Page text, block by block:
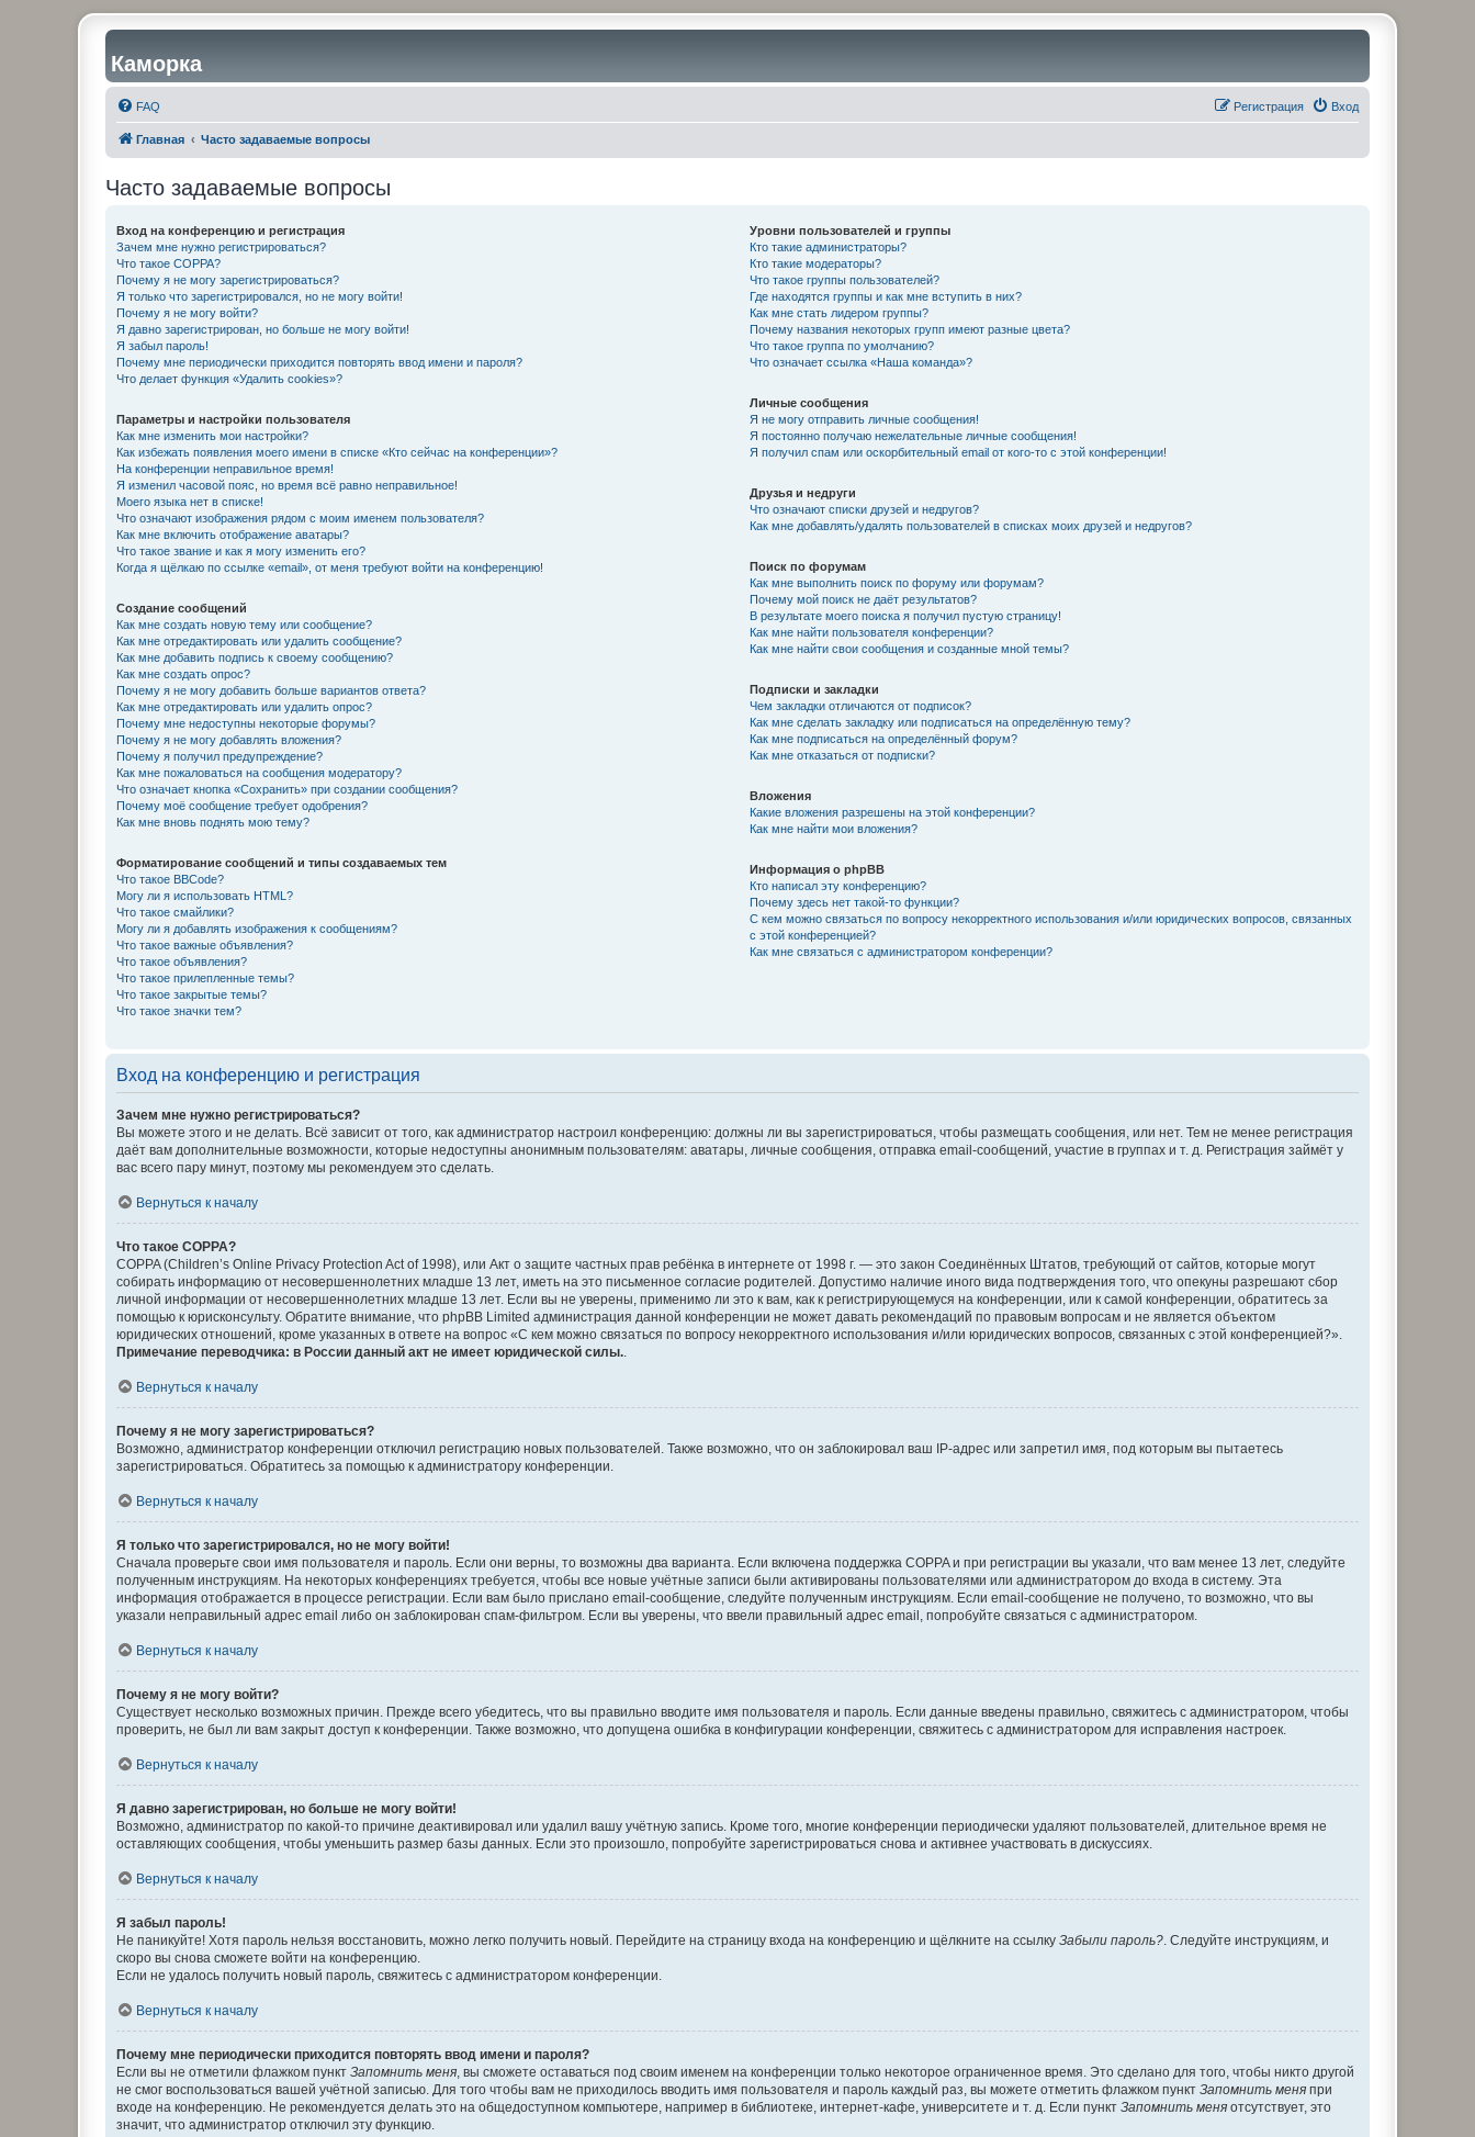
Каморка
FAQ Вход
Регистрация
Главная Часто задаваемые вопросы
Часто задаваемые вопросы
Вход на конференцию и регистрация
Зачем мне нужно регистрироваться?
Что такое COPPA?
Почему я не могу зарегистрироваться?
Я только что зарегистрировался, но не могу войти!
Почему я не могу войти?
Я давно зарегистрирован, но больше не могу войти!
Я забыл пароль!
Почему мне периодически приходится повторять ввод имени и пароля?
Что делает функция «Удалить cookies»?
Параметры и настройки пользователя
Как мне изменить мои настройки?
Как избежать появления моего имени в списке «Кто сейчас на конференции»?
На конференции неправильное время!
Я изменил часовой пояс, но время всё равно неправильное!
Моего языка нет в списке!
Что означают изображения рядом с моим именем пользователя?
Как мне включить отображение аватары?
Что такое звание и как я могу изменить его?
Когда я щёлкаю по ссылке «email», от меня требуют войти на конференцию!
Создание сообщений
Как мне создать новую тему или сообщение?
Как мне отредактировать или удалить сообщение?
Как мне добавить подпись к своему сообщению?
Как мне создать опрос?
Почему я не могу добавить больше вариантов ответа?
Как мне отредактировать или удалить опрос?
Почему мне недоступны некоторые форумы?
Почему я не могу добавлять вложения?
Почему я получил предупреждение?
Как мне пожаловаться на сообщения модератору?
Что означает кнопка «Сохранить» при создании сообщения?
Почему моё сообщение требует одобрения?
Как мне вновь поднять мою тему?
Форматирование сообщений и типы создаваемых тем
Что такое BBCode?
Могу ли я использовать HTML?
Что такое смайлики?
Могу ли я добавлять изображения к сообщениям?
Что такое важные объявления?
Что такое объявления?
Что такое прилепленные темы?
Что такое закрытые темы?
Что такое значки тем?
Уровни пользователей и группы
Кто такие администраторы?
Кто такие модераторы?
Что такое группы пользователей?
Где находятся группы и как мне вступить в них?
Как мне стать лидером группы?
Почему названия некоторых групп имеют разные цвета?
Что такое группа по умолчанию?
Что означает ссылка «Наша команда»?
Личные сообщения
Я не могу отправить личные сообщения!
Я постоянно получаю нежелательные личные сообщения!
Я получил спам или оскорбительный email от кого-то с этой конференции!
Друзья и недруги
Что означают списки друзей и недругов?
Как мне добавлять/удалять пользователей в списках моих друзей и недругов?
Поиск по форумам
Как мне выполнить поиск по форуму или форумам?
Почему мой поиск не даёт результатов?
В результате моего поиска я получил пустую страницу!
Как мне найти пользователя конференции?
Как мне найти свои сообщения и созданные мной темы?
Подписки и закладки
Чем закладки отличаются от подписок?
Как мне сделать закладку или подписаться на определённую тему?
Как мне подписаться на определённый форум?
Как мне отказаться от подписки?
Вложения
Какие вложения разрешены на этой конференции?
Как мне найти мои вложения?
Информация о phpBB
Кто написал эту конференцию?
Почему здесь нет такой-то функции?
С кем можно связаться по вопросу некорректного использования и/или юридических вопросов, связанных
с этой конференцией?
Как мне связаться с администратором конференции?
Вход на конференцию и регистрация
Зачем мне нужно регистрироваться?
Вы можете этого и не делать. Всё зависит от того, как администратор настроил конференцию: должны ли вы зарегистрироваться, чтобы размещать сообщения, или нет. Тем не менее регистрация
даёт вам дополнительные возможности, которые недоступны анонимным пользователям: аватары, личные сообщения, отправка email-сообщений, участие в группах и т. д. Регистрация займёт у
вас всего пару минут, поэтому мы рекомендуем это сделать.
Вернуться к началу
Что такое COPPA?
COPPA (Children’s Online Privacy Protection Act of 1998), или Акт о защите частных прав ребёнка в интернете от 1998 г. — это закон Соединённых Штатов, требующий от сайтов, которые могут
собирать информацию от несовершеннолетних младше 13 лет, иметь на это письменное согласие родителей. Допустимо наличие иного вида подтверждения того, что опекуны разрешают сбор
личной информации от несовершеннолетних младше 13 лет. Если вы не уверены, применимо ли это к вам, как к регистрирующемуся на конференции, или к самой конференции, обратитесь за
помощью к юрисконсульту. Обратите внимание, что phpBB Limited администрация данной конференции не может давать рекомендаций по правовым вопросам и не является объектом
юридических отношений, кроме указанных в ответе на вопрос «С кем можно связаться по вопросу некорректного использования и/или юридических вопросов, связанных с этой конференцией?».
Примечание переводчика: в России данный акт не имеет юридической силы..
Вернуться к началу
Почему я не могу зарегистрироваться?
Возможно, администратор конференции отключил регистрацию новых пользователей. Также возможно, что он заблокировал ваш IP-адрес или запретил имя, под которым вы пытаетесь
зарегистрироваться. Обратитесь за помощью к администратору конференции.
Вернуться к началу
Я только что зарегистрировался, но не могу войти!
Сначала проверьте свои имя пользователя и пароль. Если они верны, то возможны два варианта. Если включена поддержка COPPA и при регистрации вы указали, что вам менее 13 лет, следуйте
полученным инструкциям. На некоторых конференциях требуется, чтобы все новые учётные записи были активированы пользователями или администратором до входа в систему. Эта
информация отображается в процессе регистрации. Если вам было прислано email-сообщение, следуйте полученным инструкциям. Если email-сообщение не получено, то возможно, что вы
указали неправильный адрес email либо он заблокирован спам-фильтром. Если вы уверены, что ввели правильный адрес email, попробуйте связаться с администратором.
Вернуться к началу
Почему я не могу войти?
Существует несколько возможных причин. Прежде всего убедитесь, что вы правильно вводите имя пользователя и пароль. Если данные введены правильно, свяжитесь с администратором, чтобы
проверить, не был ли вам закрыт доступ к конференции. Также возможно, что допущена ошибка в конфигурации конференции, свяжитесь с администратором для исправления настроек.
Вернуться к началу
Я давно зарегистрирован, но больше не могу войти!
Возможно, администратор по какой-то причине деактивировал или удалил вашу учётную запись. Кроме того, многие конференции периодически удаляют пользователей, длительное время не
оставляющих сообщения, чтобы уменьшить размер базы данных. Если это произошло, попробуйте зарегистрироваться снова и активнее участвовать в дискуссиях.
Вернуться к началу
Я забыл пароль!
Не паникуйте! Хотя пароль нельзя восстановить, можно легко получить новый. Перейдите на страницу входа на конференцию и щёлкните на ссылку Забыли пароль?. Следуйте инструкциям, и
скоро вы снова сможете войти на конференцию.
Если не удалось получить новый пароль, свяжитесь с администратором конференции.
Вернуться к началу
Почему мне периодически приходится повторять ввод имени и пароля?
Если вы не отметили флажком пункт Запомнить меня, вы сможете оставаться под своим именем на конференции только некоторое ограниченное время. Это сделано для того, чтобы никто другой
не смог воспользоваться вашей учётной записью. Для того чтобы вам не приходилось вводить имя пользователя и пароль каждый раз, вы можете отметить флажком пункт Запомнить меня при
входе на конференцию. Не рекомендуется делать это на общедоступном компьютере, например в библиотеке, интернет-кафе, университете и т. д. Если пункт Запомнить меня отсутствует, это
значит, что администратор отключил эту функцию.